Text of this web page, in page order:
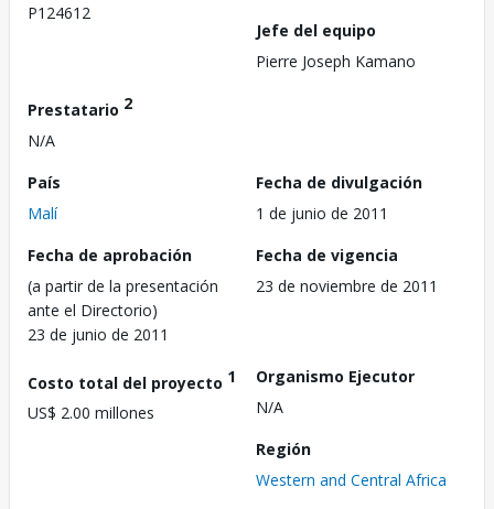
P124612
Jefe del equipo
Pierre Joseph Kamano
Prestatario 2
N/A
País
Malí
Fecha de divulgación
1 de junio de 2011
Fecha de aprobación
(a partir de la presentación
ante el Directorio)
23 de junio de 2011
Fecha de vigencia
23 de noviembre de 2011
Costo total del proyecto 1
US$ 2.00 millones
Organismo Ejecutor
N/A
Región
Western and Central Africa